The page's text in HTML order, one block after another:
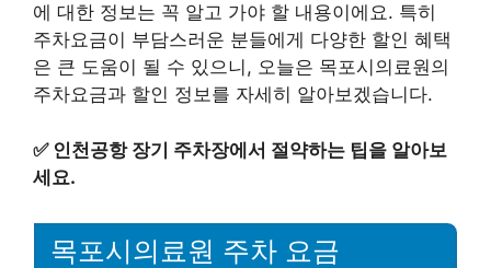
에 대한 정보는 꼭 알고 가야 할 내용이에요. 특히
주차요금이 부담스러운 분들에게 다양한 할인 혜택
은 큰 도움이 될 수 있으니, 오늘은 목포시의료원의
주차요금과 할인 정보를 자세히 알아보겠습니다.
✅ 인천공항 장기 주차장에서 절약하는 팁을 알아보
세요.
목포시의료원 주차 요금